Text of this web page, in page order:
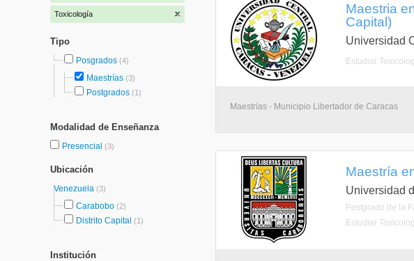
Toxicología
Tipo
Posgrados (4)
Maestrías (3)
Postgrados (1)
Modalidad de Enseñanza
Presencial (3)
Ubicación
Venezuela (3)
Carabobo (2)
Distrito Capital (1)
Institución
Maestria
Capital)
Universidad
Estudiar
Maestrías - Municipio Libertador de Caracas
Maestría
Universidad
Postgrado de la
Estudiar